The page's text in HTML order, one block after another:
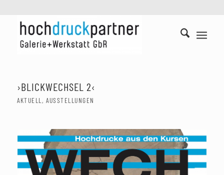
›BLICKWECHSEL 2‹
AKTUELL , AUSSTELLUNGEN